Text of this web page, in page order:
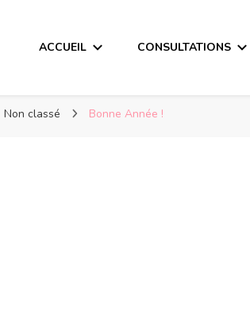
ACCUEIL CONSULTATIONS
Non classé Bonne Année !